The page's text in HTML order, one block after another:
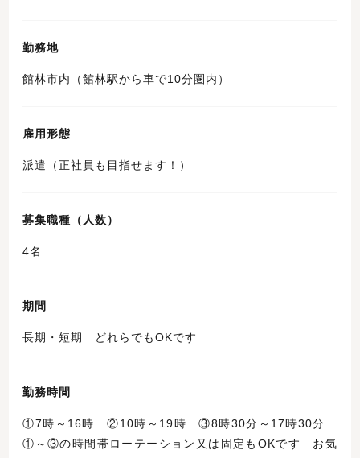
勤務地
館林市内（館林駅から車で10分圏内）
雇用形態
派遣（正社員も目指せます！）
募集職種（人数）
4名
期間
長期・短期 どれらでもOKです
勤務時間
①7時～16時 ②10時～19時 ③8時30分～17時30分
①～③の時間帯ローテーション又は固定もOKです お気